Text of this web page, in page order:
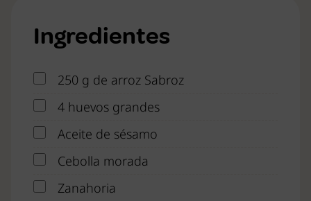
Ingredientes
250 g de arroz Sabroz
4 huevos grandes
Aceite de sésamo
Cebolla morada
Zanahoria